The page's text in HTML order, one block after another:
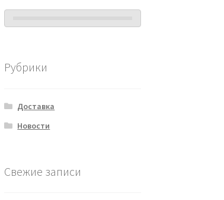
Рубрики
Доставка
Новости
Свежие записи